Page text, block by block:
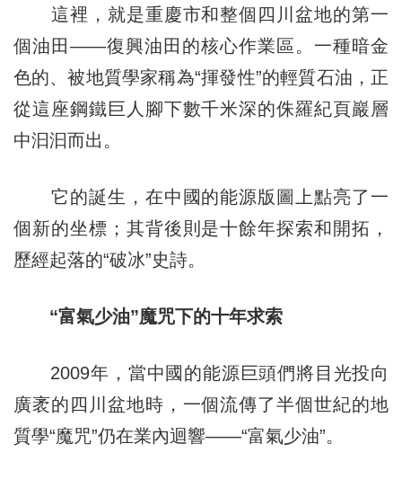
這裡，就是重慶市和整個四川盆地的第一
個油田——復興油田的核心作業區。一種暗金
色的、被地質學家稱為“揮發性”的輕質石油，正
從這座鋼鐵巨人腳下數千米深的侏羅紀頁巖層
中汩汩而出。
它的誕生，在中國的能源版圖上點亮了一
個新的坐標；其背後則是十餘年探索和開拓，
歷經起落的“破冰”史詩。
“富氣少油”魔咒下的十年求索
2009年，當中國的能源巨頭們將目光投向
廣袤的四川盆地時，一個流傳了半個世紀的地
質學“魔咒”仍在業內迴響——“富氣少油”。